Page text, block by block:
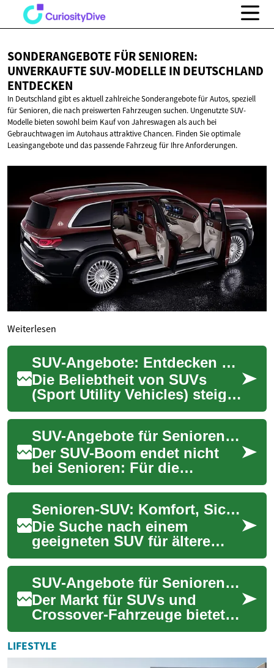
SONDERANGEBOTE FÜR SENIOREN:
UNVERKAUFTE SUV-MODELLE IN DEUTSCHLAND
ENTDECKEN
In Deutschland gibt es aktuell zahlreiche Sonderangebote für Autos, speziell
für Senioren, die nach preiswerten Fahrzeugen suchen. Ungenutzte SUV-
Modelle bieten sowohl beim Kauf von Jahreswagen als auch bei
Gebrauchtwagen im Autohaus attraktive Chancen. Finden Sie optimale
Leasingangebote und das passende Fahrzeug für Ihre Anforderungen.
Weiterlesen
SUV-Angebote: Entdecken Sie die besten Modelle und Deals
Die Beliebtheit von SUVs
(Sport Utility Vehicles) steigt
stetig an, und es ist leicht zu
verstehen, warum. Diese
viel...
SUV-Angebote für Senioren: Sicher & komfortabel mobil
Der SUV-Boom endet nicht
bei Senioren: Für die
Generation 60+ bieten SUVs
durch erhöhte Sitzposition,
bequemen Ein- u...
Senioren-SUV: Komfort, Sicherheit und einfacher Einstieg
Die Suche nach einem
geeigneten SUV für ältere
Fahrer erfordert besondere
Aufmerksamkeit: bequemer
Ein- und Ausstieg,...
SUV-Angebote für Senioren: Komfortable Crossover-Modelle im Überblick
Der Markt für SUVs und
Crossover-Fahrzeuge bietet
besonders für ältere
Autofahrer attraktive
Optionen. Diese Fahrzeug...
LIFESTYLE